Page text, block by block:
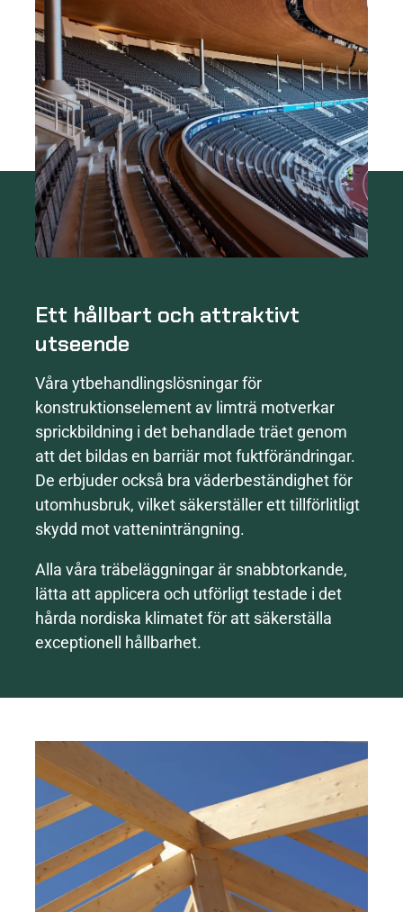
Ett hållbart och attraktivt
utseende
Våra ytbehandlingslösningar för
konstruktionselement av limträ motverkar
sprickbildning i det behandlade träet genom
att det bildas en barriär mot fuktförändringar.
De erbjuder också bra väderbeständighet för
utomhusbruk, vilket säkerställer ett tillförlitligt
skydd mot vatteninträngning.
Alla våra träbeläggningar är snabbtorkande,
lätta att applicera och utförligt testade i det
hårda nordiska klimatet för att säkerställa
exceptionell hållbarhet.